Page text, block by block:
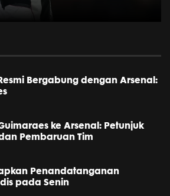
Bergabung dengan Arsenal:
ke Arsenal: Petunjuk
Pembaruan Tim
Penandatanganan
pada Senin